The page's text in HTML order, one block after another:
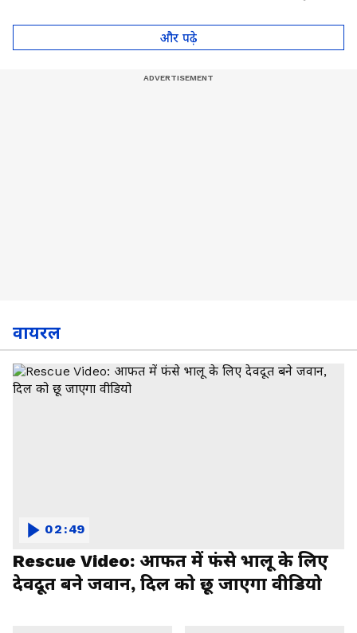
और पढ़े
वायरल
Rescue Video: आफत में फंसे भालू के लिए
देवदूत बने जवान, दिल को छू जाएगा वीडियो
02:49